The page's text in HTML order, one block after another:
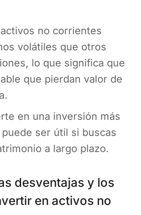
no corrientes
volátiles que otros
lo que significa que
que pierdan valor de
en una inversión más
ser útil si buscas
a largo plazo.
desventajas y los
en activos no